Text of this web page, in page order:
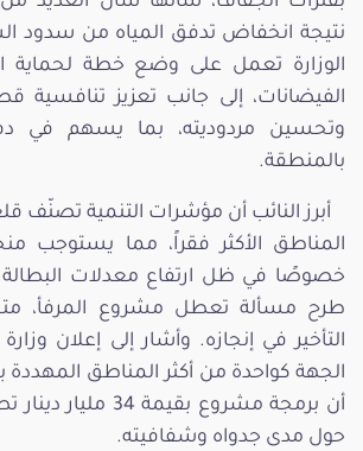
نتيجة انخفاض تدفق المياه من سدود
الوزارة تعمل على وضع خطة لحماية
الفيضانات، إلى جانب تعزيز تنافسية
وتحسين مردوديته، بما يسهم في
بالمنطقة.
أبرز النائب أن مؤشرات التنمية تصنّف
المناطق الأكثر فقراً، مما يستوجب
خصوصًا في ظل ارتفاع معدلات
طرح مسألة تعطل مشروع المرفأ،
التأخير في إنجازه. وأشار إلى إعلان
الجهة كواحدة من أكثر المناطق المهددة
أن برمجة مشروع
حول مدى جدواه وشفافيته.